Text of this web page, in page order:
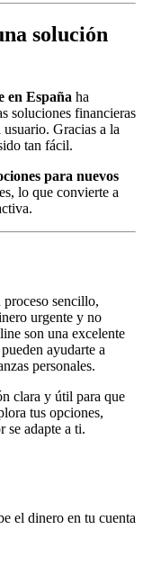
solución
en España ha
soluciones financieras
usuario. Gracias a la
tan fácil.
para nuevos
lo que convierte a
proceso sencillo,
urgente y no
son una excelente
ayudarte a
personales.
clara y útil para que
tus opciones,
se adapte a ti.
el dinero en tu cuenta